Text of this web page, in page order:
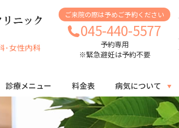
ご来院の際は予めご予約ください
045-440-5577
予約専用
※緊急避妊は予約不要
診療メニュー 料金表 病気について